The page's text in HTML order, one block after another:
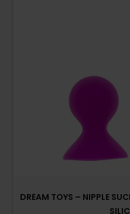
DREAM TOYS – NIPPLE